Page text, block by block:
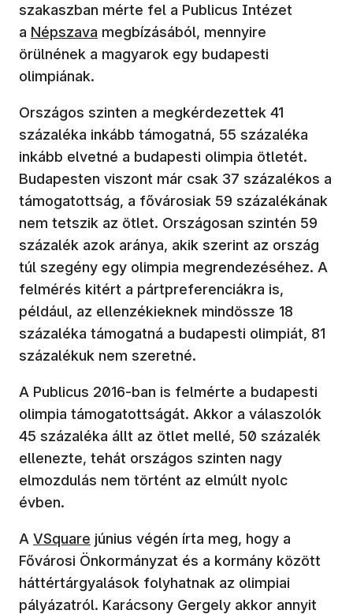
szakaszban mérte fel a Publicus Intézet
a Népszava megbízásából, mennyire
örülnének a magyarok egy budapesti
olimpiának.
Országos szinten a megkérdezettek 41
százaléka inkább támogatná, 55 százaléka
inkább elvetné a budapesti olimpia ötletét.
Budapesten viszont már csak 37 százalékos a
támogatottság, a fővárosiak 59 százalékának
nem tetszik az ötlet. Országosan szintén 59
százalék azok aránya, akik szerint az ország
túl szegény egy olimpia megrendezéséhez. A
felmérés kitért a pártpreferenciákra is,
például, az ellenzékieknek mindössze 18
százaléka támogatná a budapesti olimpiát, 81
százalékuk nem szeretné.
A Publicus 2016-ban is felmérte a budapesti
olimpia támogatottságát. Akkor a válaszolók
45 százaléka állt az ötlet mellé, 50 százalék
ellenezte, tehát országos szinten nagy
elmozdulás nem történt az elmúlt nyolc
évben.
A VSquare június végén írta meg, hogy a
Fővárosi Önkormányzat és a kormány között
háttértárgyalások folyhatnak az olimpiai
pályázatról. Karácsony Gergely akkor annyit